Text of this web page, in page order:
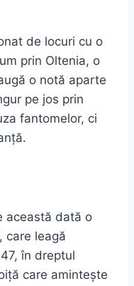
de locuri cu o
prin Oltenia, o
o notă aparte
pe jos prin
fantomelor, ci
această dată o
care leagă
în dreptul
care amintește